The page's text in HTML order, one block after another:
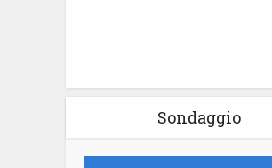
Sondaggio